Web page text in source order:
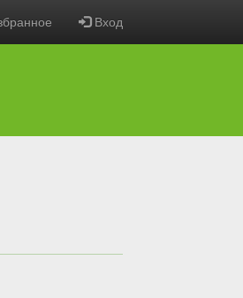
Вход